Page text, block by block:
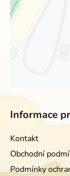
Informace
Kontakt
Obchodní
Podmínky